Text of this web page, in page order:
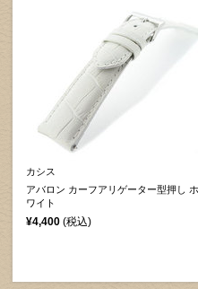
カシス
アバロン カーフアリゲーター型押し ホ
ワイト
¥4,400 (税込)